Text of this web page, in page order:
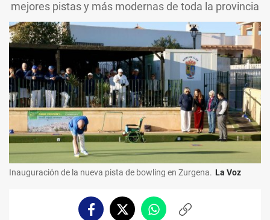
mejores pistas y más modernas de toda la provincia
Inauguración de la nueva pista de bowling en Zurgena. La Voz
FacebookTwitterWhatsappCopiar